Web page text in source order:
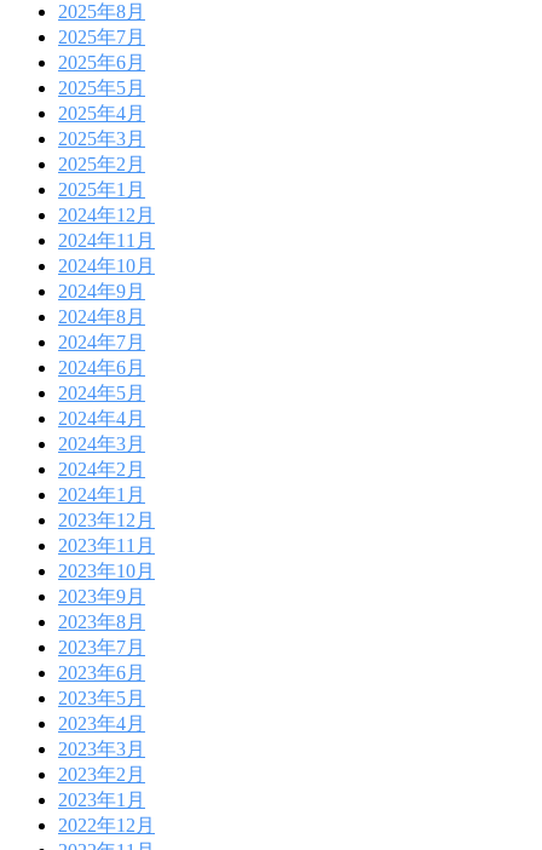
2025年8月
2025年7月
2025年6月
2025年5月
2025年4月
2025年3月
2025年2月
2025年1月
2024年12月
2024年11月
2024年10月
2024年9月
2024年8月
2024年7月
2024年6月
2024年5月
2024年4月
2024年3月
2024年2月
2024年1月
2023年12月
2023年11月
2023年10月
2023年9月
2023年8月
2023年7月
2023年6月
2023年5月
2023年4月
2023年3月
2023年2月
2023年1月
2022年12月